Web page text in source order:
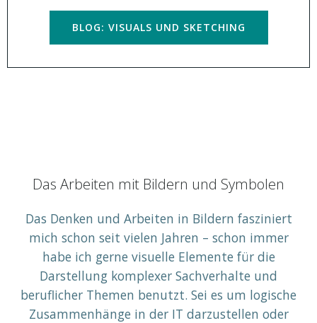
BLOG: VISUALS UND SKETCHING
Das Arbeiten mit Bildern und Symbolen
Das Denken und Arbeiten in Bildern fasziniert
mich schon seit vielen Jahren – schon immer
habe ich gerne visuelle Elemente für die
Darstellung komplexer Sachverhalte und
beruflicher Themen benutzt. Sei es um logische
Zusammenhänge in der IT darzustellen oder